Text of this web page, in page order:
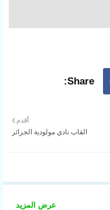
أقدم
القاب نادي مولودية الجزائر
عرض المزيد